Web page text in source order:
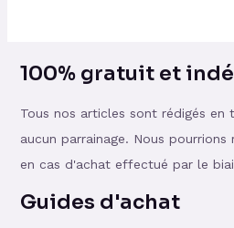
100% gratuit et
Tous nos articles sont rédigés en
aucun parrainage. Nous pourrions
en cas d'achat effectué par le
Guides d'achat